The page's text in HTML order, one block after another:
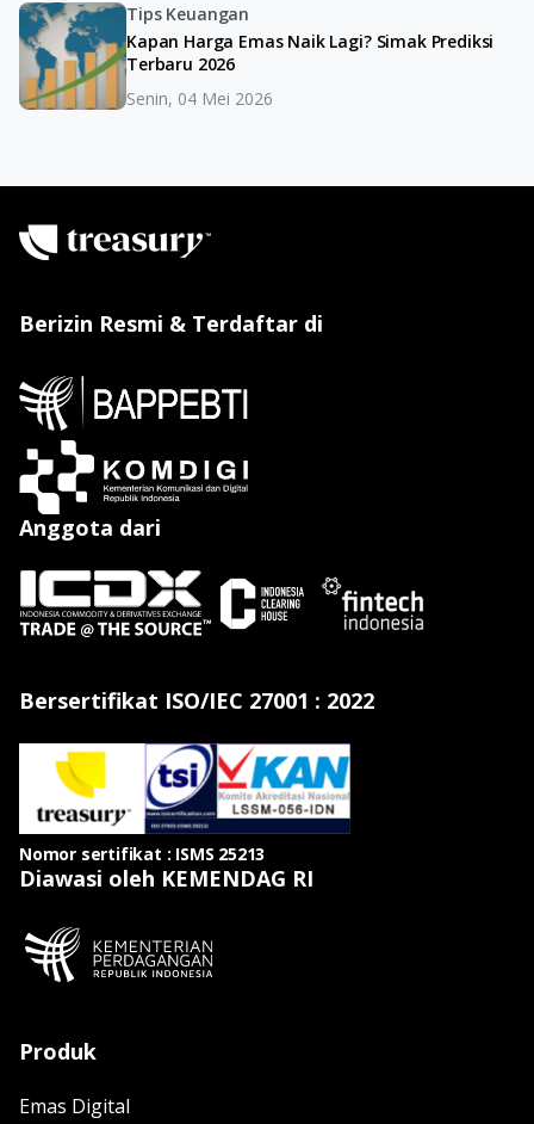
Tips Keuangan
Kapan Harga Emas Naik Lagi? Simak Prediksi
Terbaru 2026
Senin, 04 Mei 2026
Berizin Resmi & Terdaftar di
Anggota dari
Bersertifikat ISO/IEC 27001 : 2022
Nomor sertifikat : ISMS 25213
Diawasi oleh KEMENDAG RI
Produk
Emas Digital